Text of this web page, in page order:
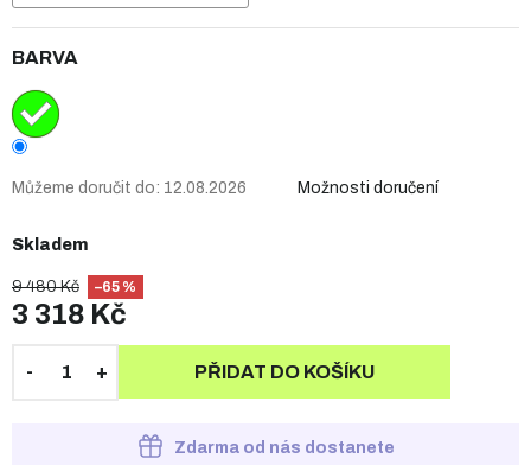
9 480 Kč –65 %
3 318 Kč
Skladem
BARVA
Můžeme doručit do: 12.08.2026 Možnosti doručení
PŘIDAT DO KOŠÍKU
Zdarma od nás dostanete